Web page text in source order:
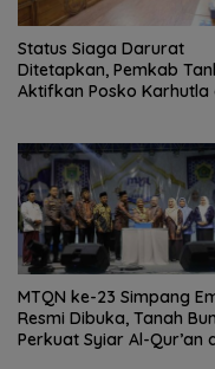
Status Siaga Darurat
Ditetapkan, Pemkab
Aktifkan Posko Karhutla
MTQN ke-23 Simpang
Resmi Dibuka, Tanah
Perkuat Syiar Al-Qur’an